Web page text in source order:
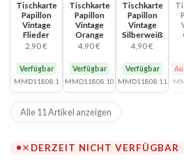
Tischkarte
Papillon
Vintage
Flieder
2,90 €
Verfügbar
MMD11808.1
Tischkarte
Papillon
Vintage
Orange
4,90 €
Verfügbar
MMD11808.10
Tischkarte
Papillon
Vintage
Silberweiß
4,90 €
Verfügbar
MMD11808.11
Alle 11 Artikel anzeigen
DERZEIT NICHT VERFÜGBAR